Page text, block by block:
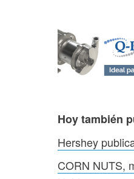
Hoy también
Hershey
CORN NUTS,